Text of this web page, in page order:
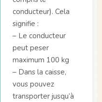
conducteur). Cela
signifie :
– Le conducteur
peut peser
maximum 100 kg
– Dans la caisse,
vous pouvez
transporter jusqu’à